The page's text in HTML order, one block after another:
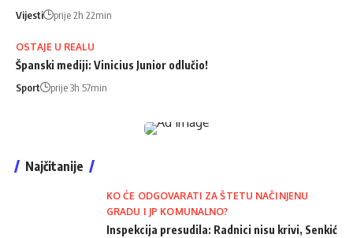
Vijesti prije 2h 22min
OSTAJE U REALU
Španski mediji: Vinicius Junior odlučio!
Sport prije 3h 57min
Najčitanije
KO ĆE ODGOVARATI ZA ŠTETU NAČINJENU
GRADU I JP KOMUNALNO?
Inspekcija presudila: Radnici nisu krivi, Senkić